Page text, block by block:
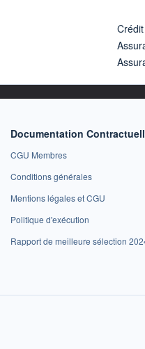
Documentation
CGU Membres
Conditions générales
Mentions légales et CGU
Politique d'exécution
Rapport de meilleure sélection